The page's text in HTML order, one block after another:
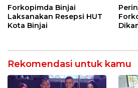
Forkopimda Binjai
Laksanakan Resepsi HUT
Kota Binjai
Rekomendasi untuk kamu